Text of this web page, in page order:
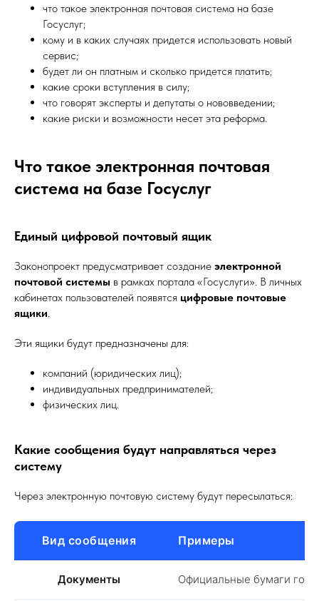
что такое электронная почтовая система на базе
Госуслуг;
кому и в каких случаях придется использовать новый
сервис;
будет ли он платным и сколько придется платить;
какие сроки вступления в силу;
что говорят эксперты и депутаты о нововведении;
какие риски и возможности несет эта реформа.
Что такое электронная почтовая
система на базе Госуслуг
Единый цифровой почтовый ящик
Законопроект предусматривает создание электронной
почтовой системы в рамках портала «Госуслуги». В личных
кабинетах пользователей появятся цифровые почтовые
ящики.
Эти ящики будут предназначены для:
компаний (юридических лиц);
индивидуальных предпринимателей;
физических лиц.
Какие сообщения будут направляться через
систему
Через электронную почтовую систему будут пересылаться:
Вид сообщения Примеры
Документы Официальные бумаги